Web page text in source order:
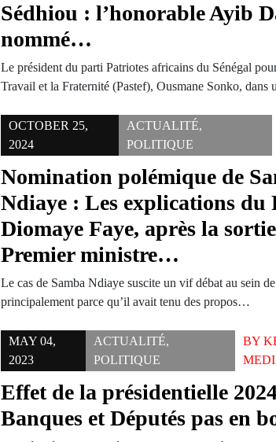
Sédhiou : l’honorable Ayib
nommé…
Le président du parti Patriotes africains du Sénégal
Travail et la Fraternité (Pastef), Ousmane Sonko, dans
OCTOBER 25,
2024
ACTUALITÉ,
POLITIQUE
Nomination polémique de
Ndiaye : Les explications du
Diomaye Faye, après la
Premier ministre…
Le cas de Samba Ndiaye suscite un vif débat au sein
principalement parce qu’il avait tenu des propos…
MAY 04,
2023
ACTUALITÉ,
POLITIQUE
BY
Effet de la présidentielle
Banques et Députés pas en